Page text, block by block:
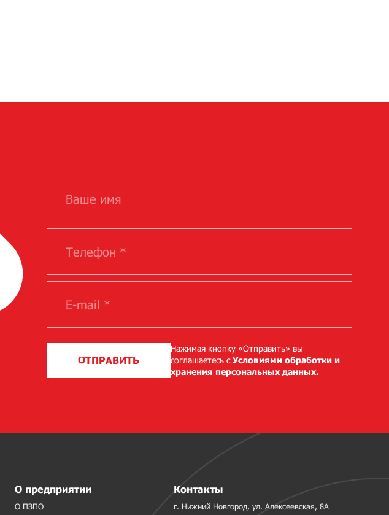
ОТПРАВИТЬ
Нажимая кнопку «Отправить» вы
соглашаетесь сУсловиями обработки и
хранения персональных данных.
О предприятии
О ПЗПО
Контакты
г. Нижний Новгород, ул. Алексеевская, 8А